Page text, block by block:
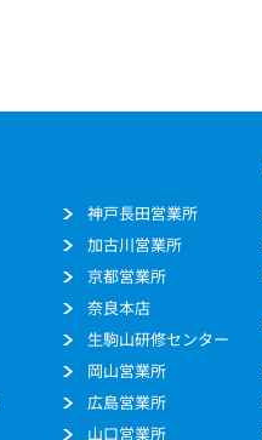
神戸長田営業所
加古川営業所
京都営業所
奈良本店
生駒山研修センター
岡山営業所
広島営業所
山口営業所